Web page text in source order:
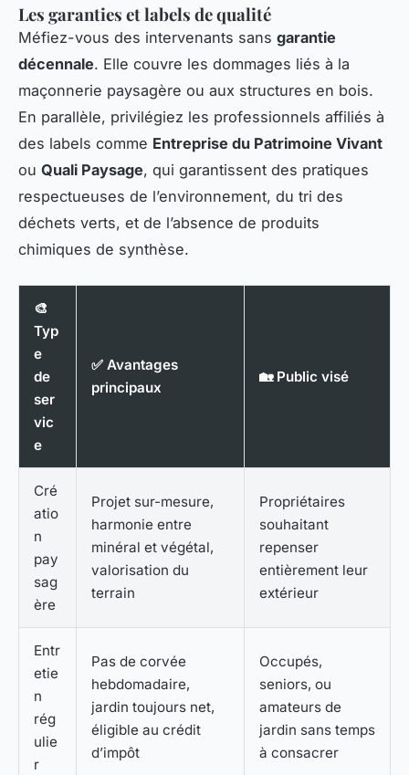
Les garanties et labels de qualité
Méfiez-vous des intervenants sans garantie
décennale. Elle couvre les dommages liés à la
maçonnerie paysagère ou aux structures en bois.
En parallèle, privilégiez les professionnels affiliés à
des labels comme Entreprise du Patrimoine Vivant
ou Quali Paysage, qui garantissent des pratiques
respectueuses de l’environnement, du tri des
déchets verts, et de l’absence de produits
chimiques de synthèse.
🎨
Typ
e
de
ser
vic
e
✅ Avantages
principaux
🏡 Public visé
Cré
atio
n
pay
sag
ère
Projet sur-mesure,
harmonie entre
minéral et végétal,
valorisation du
terrain
Propriétaires
souhaitant
repenser
entièrement leur
extérieur
Entr
etie
n
rég
ulie
r
Pas de corvée
hebdomadaire,
jardin toujours net,
éligible au crédit
d’impôt
Occupés,
seniors, ou
amateurs de
jardin sans temps
à consacrer